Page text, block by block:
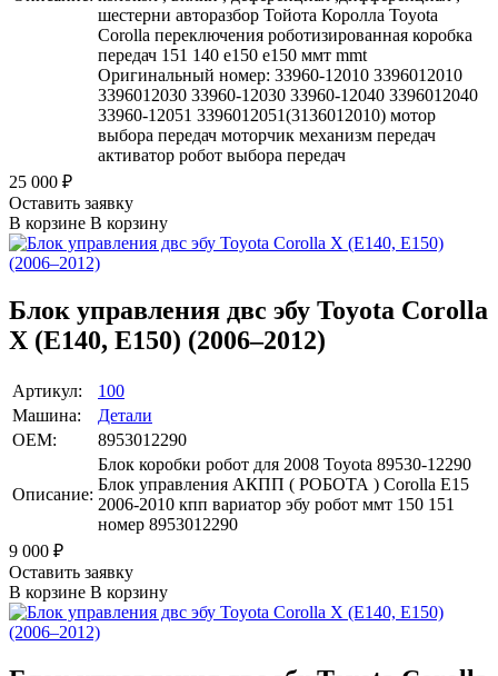
шестерни авторазбор Тойота Королла Toyota
Corolla переключения роботизированная коробка
передач 151 140 е150 e150 ммт mmt
Оригинальный номер: 33960-12010 3396012010
3396012030 33960-12030 33960-12040 3396012040
33960-12051 3396012051(3136012010) мотор
выбора передач моторчик механизм передач
активатор робот выбора передач
25 000 ₽
Оставить заявку
В корзине В корзину
Блок управления двс эбу Toyota Corolla
X (E140, E150) (2006–2012)
Артикул:
100
Машина:
Детали
OEM:
8953012290
Описание:
Блок коробки робот для 2008 Toyota 89530-12290
Блок управления АКПП ( РОБОТА ) Corolla E15
2006-2010 кпп вариатор эбу робот ммт 150 151
номер 8953012290
9 000 ₽
Оставить заявку
В корзине В корзину